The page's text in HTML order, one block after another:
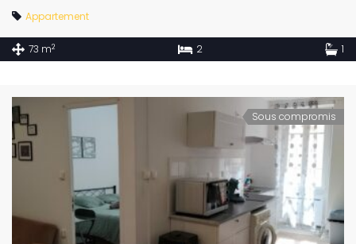
Appartement
73 m2 2 1
Sous compromis